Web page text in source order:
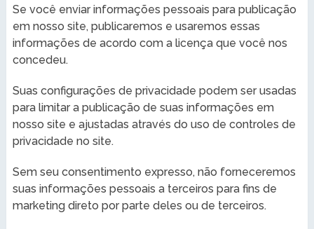
Se você enviar informações pessoais para publicação
em nosso site, publicaremos e usaremos essas
informações de acordo com a licença que você nos
concedeu.
Suas configurações de privacidade podem ser usadas
para limitar a publicação de suas informações em
nosso site e ajustadas através do uso de controles de
privacidade no site.
Sem seu consentimento expresso, não forneceremos
suas informações pessoais a terceiros para fins de
marketing direto por parte deles ou de terceiros.